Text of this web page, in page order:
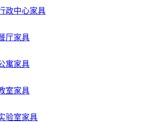
政中心家具
厅家具
寓家具
室家具
验室家具